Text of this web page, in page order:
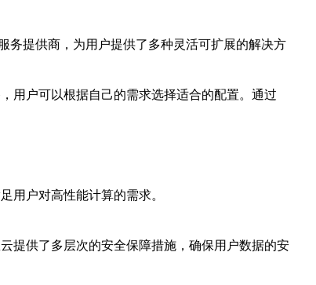
务提供商，为用户提供了多种灵活可扩展的解决方
用户可以根据自己的需求选择适合的配置。通过
用户对高性能计算的需求。
提供了多层次的安全保障措施，确保用户数据的安